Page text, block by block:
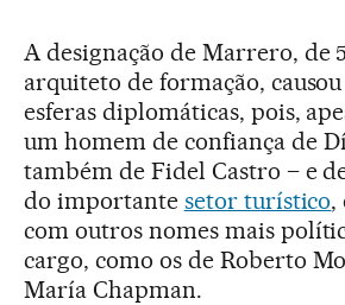
A designação de Marrero, de
arquiteto de formação,
esferas diplomáticas, pois,
um homem de confiança de
também de Fidel Castro – e
do importante setor turístico,
com outros nomes mais
cargo, como os de Roberto
María Chapman.